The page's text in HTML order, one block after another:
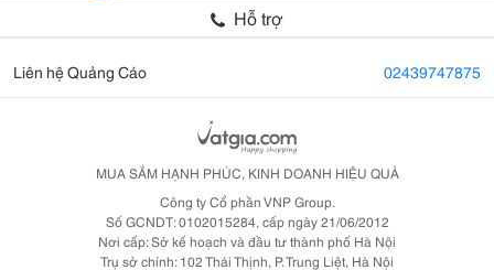
Hỗ trợ
Liên hệ Quảng Cáo 02439747875
MUA SẮM HẠNH PHÚC, KINH DOANH HIỆU QUẢ
Công ty Cổ phần VNP Group.
Số GCNDT: 0102015284, cấp ngày 21/06/2012
Nơi cấp: Sở kế hoạch và đầu tư thành phố Hà Nội
Trụ sở chính: 102 Thái Thịnh, P. Trung Liệt, Hà Nội